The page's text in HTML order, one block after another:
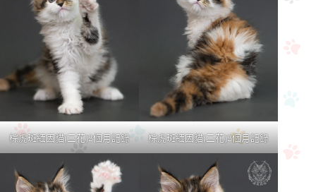
棕虎斑緬因貓(三花)2個月記錄 棕虎斑緬因貓(三花)2個月記錄